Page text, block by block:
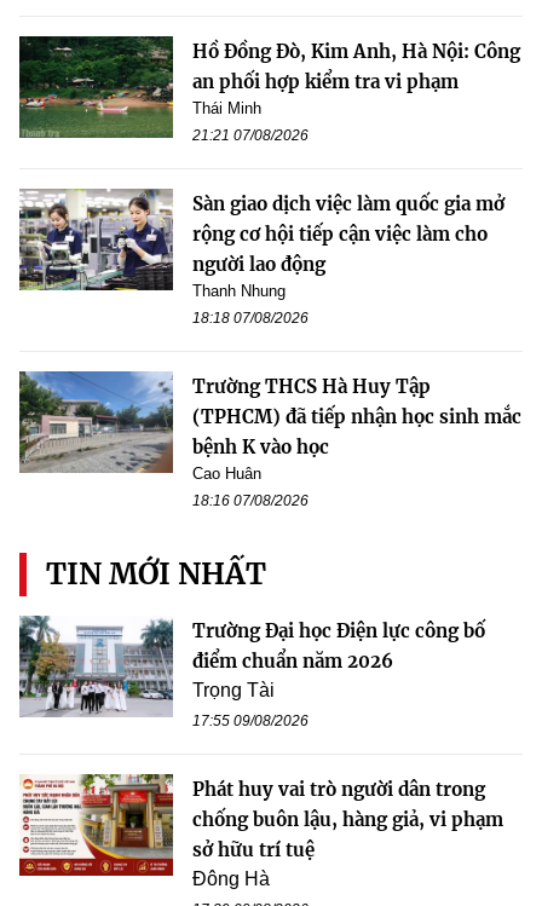
Hồ Đồng Đò, Kim Anh, Hà Nội: Công
an phối hợp kiểm tra vi phạm
Thái Minh
21:21 07/08/2026
Sàn giao dịch việc làm quốc gia mở
rộng cơ hội tiếp cận việc làm cho
người lao động
Thanh Nhung
18:18 07/08/2026
Trường THCS Hà Huy Tập
(TPHCM) đã tiếp nhận học sinh mắc
bệnh K vào học
Cao Huân
18:16 07/08/2026
TIN MỚI NHẤT
Trường Đại học Điện lực công bố
điểm chuẩn năm 2026
Trọng Tài
17:55 09/08/2026
Phát huy vai trò người dân trong
chống buôn lậu, hàng giả, vi phạm
sở hữu trí tuệ
Đông Hà